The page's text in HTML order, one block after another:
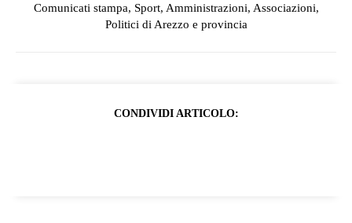
Comunicati stampa, Sport, Amministrazioni, Associazioni,
Politici di Arezzo e provincia
CONDIVIDI ARTICOLO: